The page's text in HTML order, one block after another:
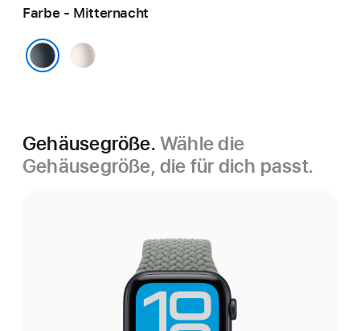
Farbe - Mitternacht
Polarstern
Gehäusegröße.Wähle die
Gehäusegröße, die für dich passt.